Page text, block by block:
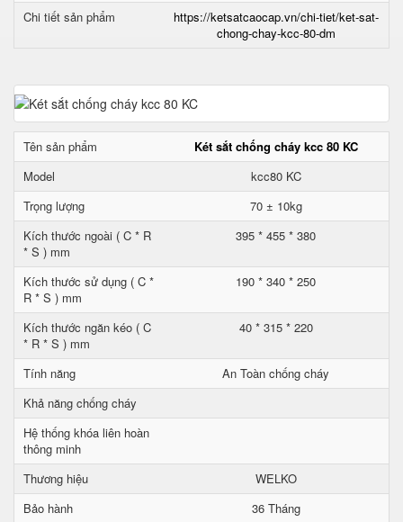
Chi tiết sản phẩm
https://ketsatcaocap.vn/chi-tiet/ket-sat-
chong-chay-kcc-80-dm
Tên sản phẩm
Két sắt chống cháy kcc 80 KC
Model
kcc80 KC
Trọng lượng
70 ± 10kg
Kích thước ngoài ( C * R
* S ) mm
395 * 455 * 380
Kích thước sử dụng ( C *
R * S ) mm
190 * 340 * 250
Kích thước ngăn kéo ( C
* R * S ) mm
40 * 315 * 220
Tính năng
An Toàn chống cháy
Khả năng chống cháy
Hệ thống khóa liên hoàn
thông minh
Thương hiệu
WELKO
Bảo hành
36 Tháng